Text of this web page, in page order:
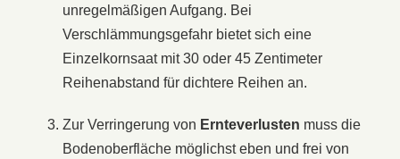
unregelmäßigen Aufgang. Bei
Verschlämmungsgefahr bietet sich eine
Einzelkornsaat mit 30 oder 45 Zentimeter
Reihenabstand für dichtere Reihen an.
Zur Verringerung von Ernteverlusten muss die
Bodenoberfläche möglichst eben und frei von